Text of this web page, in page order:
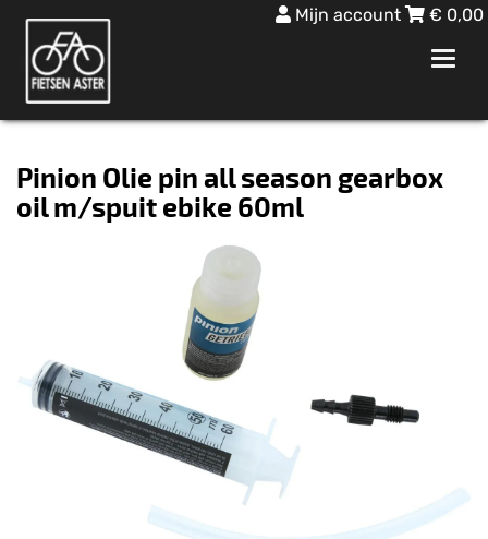
Mijn account € 0,00
Pinion Olie pin all season gearbox
oil m/spuit ebike 60ml